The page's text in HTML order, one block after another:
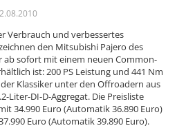
Verbrauch und verbessertes
den Mitsubishi Pajero des
ab sofort mit einem neuen Common-
ist: 200 PS Leistung und 441 Nm
Klassiker unter den Offroadern aus
Liter-DI-D-Aggregat. Die Preisliste
34.990 Euro (Automatik 36.890 Euro)
Euro (Automatik 39.890 Euro).